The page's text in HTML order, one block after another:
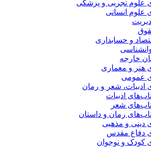
علوم تجربی و پزشکی
علوم انسانی
و حسابداری
خارجه
هنر و معماری
عمومی
ادبیات، شعر و رمان
ادبیات
شعر
رمان و داستان
دینی و مذهبی
دفاع مقدس
کودک و نوجوان